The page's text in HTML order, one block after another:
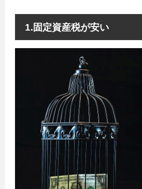
1.固定資産税が安い